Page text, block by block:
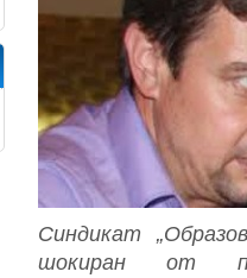
Синдикат
шокиран от